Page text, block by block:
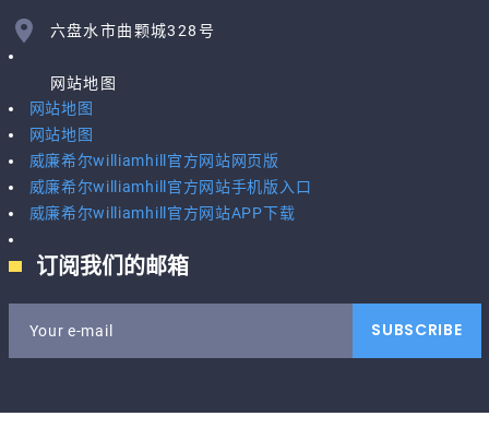
六盘水市曲颗城328号
网站地图
网站地图
网站地图
威廉希尔williamhill官方网站网页版
威廉希尔williamhill官方网站手机版入口
威廉希尔williamhill官方网站APP下载
订阅我们的邮箱
Your e-mail SUBSCRIBE